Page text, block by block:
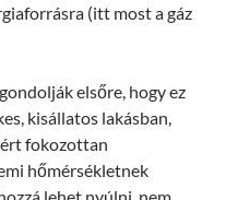
(itt most a gáz
elsőre, hogy ez
kisállatos lakásban,
fokozottan
hőmérsékletnek